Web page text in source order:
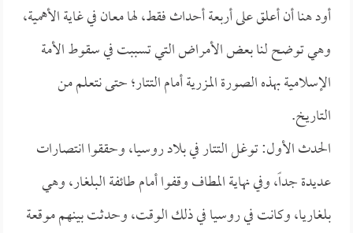
أود هنا أن أعلق على أربعة أحداث فقط، لها معان في غاية الأهمية،
وهي توضح لنا بعض الأمراض التي تسببت في سقوط الأمة
الإسلامية بهذه الصورة المزرية أمام التتار؛ حتى نتعلم من
التاريخ.
الحدث الأول: توغل التتار في بلاد روسيا، وحققوا انتصارات
عديدة جداً، وفي نهاية المطاف وقفوا أمام طائفة البلغار، وهي
بلغاريا، وكانت في روسيا في ذلك الوقت، وحدثت بينهم موقعة